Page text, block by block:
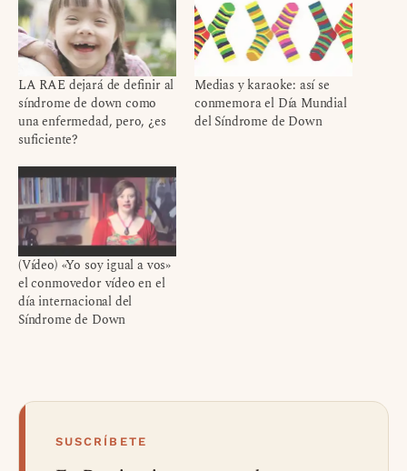
LA RAE dejará de definir al
síndrome de down como
una enfermedad, pero, ¿es
suficiente?
Medias y karaoke: así se
conmemora el Día Mundial
del Síndrome de Down
(Vídeo) «Yo soy igual a vos»
el conmovedor vídeo en el
día internacional del
Síndrome de Down
SUSCRÍBETE